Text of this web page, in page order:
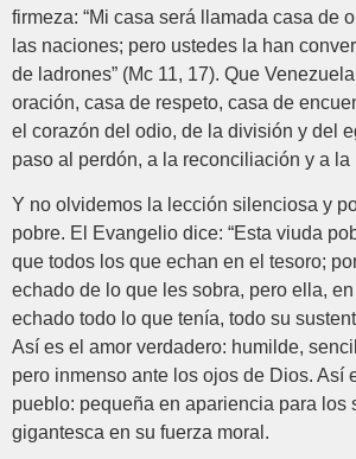
firmeza: “Mi casa será llamada casa de
las naciones; pero ustedes la han
de ladrones” (Mc 11, 17). Que
oración, casa de respeto, casa de
el corazón del odio, de la división y del
paso al perdón, a la reconciliación y a la
Y no olvidemos la lección silenciosa y
pobre. El Evangelio dice: “Esta viuda
que todos los que echan en el tesoro;
echado de lo que les sobra, pero ella,
echado todo lo que tenía, todo su
Así es el amor verdadero: humilde,
pero inmenso ante los ojos de Dios. Así
pueblo: pequeña en apariencia para los
gigantesca en su fuerza moral.